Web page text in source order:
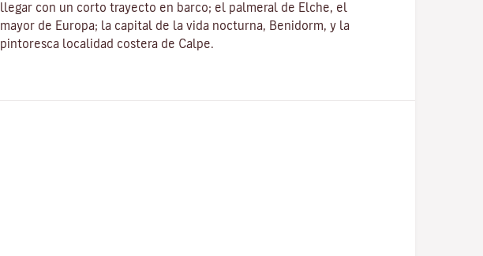
llegar con un corto trayecto en barco; el palmeral de Elche, el
mayor de Europa; la capital de la vida nocturna, Benidorm, y la
pintoresca localidad costera de Calpe.